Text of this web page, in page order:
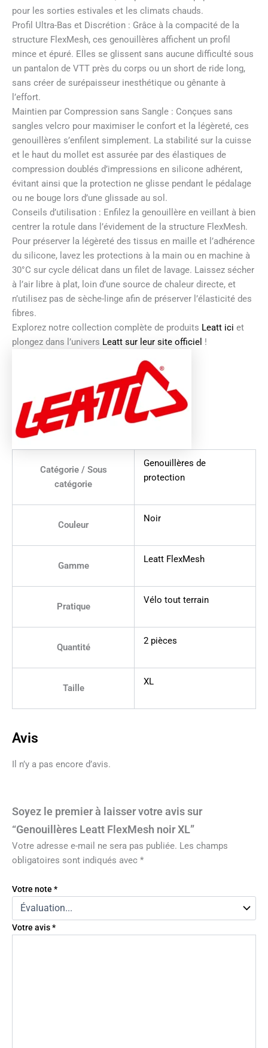
pour les sorties estivales et les climats chauds.
Profil Ultra-Bas et Discrétion : Grâce à la compacité de la
structure FlexMesh, ces genouillères affichent un profil
mince et épuré. Elles se glissent sans aucune difficulté sous
un pantalon de VTT près du corps ou un short de ride long,
sans créer de surépaisseur inesthétique ou gênante à
l’effort.
Maintien par Compression sans Sangle : Conçues sans
sangles velcro pour maximiser le confort et la légèreté, ces
genouillères s’enfilent simplement. La stabilité sur la cuisse
et le haut du mollet est assurée par des élastiques de
compression doublés d’impressions en silicone adhérent,
évitant ainsi que la protection ne glisse pendant le pédalage
ou ne bouge lors d’une glissade au sol.
Conseils d’utilisation : Enfilez la genouillère en veillant à bien
centrer la rotule dans l’évidement de la structure FlexMesh.
Pour préserver la légèreté des tissus en maille et l’adhérence
du silicone, lavez les protections à la main ou en machine à
30°C sur cycle délicat dans un filet de lavage. Laissez sécher
à l’air libre à plat, loin d’une source de chaleur directe, et
n’utilisez pas de sèche-linge afin de préserver l’élasticité des
fibres.
Explorez notre collection complète de produits Leatt ici et
plongez dans l’univers Leatt sur leur site officiel !
Catégorie / Sous
catégorie
Genouillères de
protection
Couleur
Noir
Gamme
Leatt FlexMesh
Pratique
Vélo tout terrain
Quantité
2 pièces
Taille
XL
Avis
Il n’y a pas encore d’avis.
Soyez le premier à laisser votre avis sur
“Genouillères Leatt FlexMesh noir XL”
Votre adresse e-mail ne sera pas publiée. Les champs
obligatoires sont indiqués avec *
Votre note *
Votre avis*